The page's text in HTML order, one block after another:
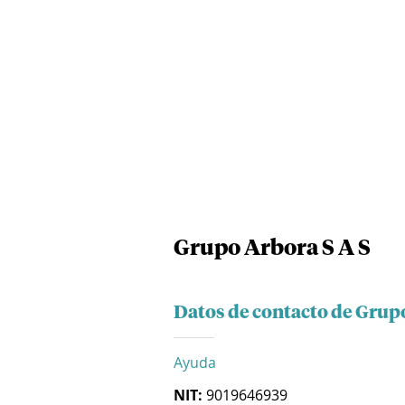
Grupo Arbora S A S
Datos de contacto de
Ayuda
NIT: 9019646939